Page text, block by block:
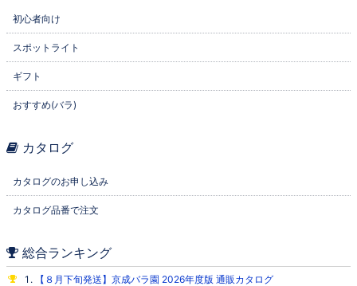
初心者向け
スポットライト
ギフト
おすすめ(バラ)
カタログ
カタログのお申し込み
カタログ品番で注文
総合ランキング
【８月下旬発送】京成バラ園 2026年度版 通販カタログ